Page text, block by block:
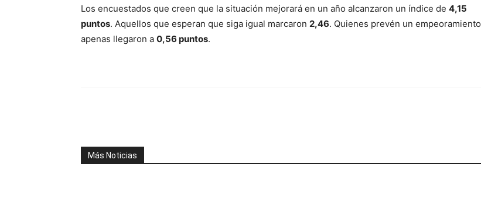
Los encuestados que creen que la situación mejorará en un año alcanzaron un índice de 4,15
puntos. Aquellos que esperan que siga igual marcaron 2,46. Quienes prevén un empeoramiento
apenas llegaron a 0,56 puntos.
Más Noticias